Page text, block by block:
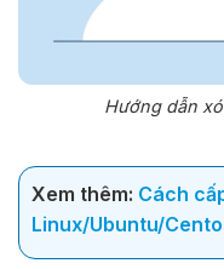
Hướng dẫn
Xem thêm: Cách
Linux/Ubuntu/